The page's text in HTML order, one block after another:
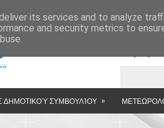
»
ΔΗΜΟΤΙΚΟΎ ΣΥΜΒΟΥΛΊΟΥ »
its services and to analyze
and security metrics to